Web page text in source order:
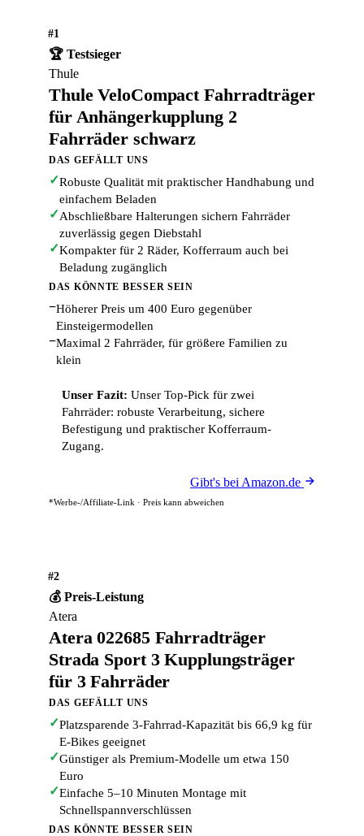
#1
🏆 Testsieger
Thule
Thule VeloCompact Fahrradträger
für Anhängerkupplung 2
Fahrräder schwarz
DAS GEFÄLLT UNS
✓Robuste Qualität mit praktischer Handhabung und
einfachem Beladen
✓Abschließbare Halterungen sichern Fahrräder
zuverlässig gegen Diebstahl
✓Kompakter für 2 Räder, Kofferraum auch bei
Beladung zugänglich
DAS KÖNNTE BESSER SEIN
−Höherer Preis um 400 Euro gegenüber
Einsteigermodellen
−Maximal 2 Fahrräder, für größere Familien zu
klein
Unser Fazit: Unser Top-Pick für zwei
Fahrräder: robuste Verarbeitung, sichere
Befestigung und praktischer Kofferraum-
Zugang.
Gibt's bei Amazon.de
*Werbe-/Affiliate-Link · Preis kann abweichen
#2
💰 Preis-Leistung
Atera
Atera 022685 Fahrradträger
Strada Sport 3 Kupplungsträger
für 3 Fahrräder
DAS GEFÄLLT UNS
✓Platzsparende 3-Fahrrad-Kapazität bis 66,9 kg für
E-Bikes geeignet
✓Günstiger als Premium-Modelle um etwa 150
Euro
✓Einfache 5–10 Minuten Montage mit
Schnellspannverschlüssen
DAS KÖNNTE BESSER SEIN